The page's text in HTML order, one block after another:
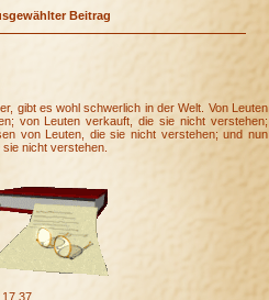
Beitrag
gibt es wohl schwerlich in der Welt. Von Leuten
von Leuten verkauft, die sie nicht verstehen;
von Leuten, die sie nicht verstehen; und nun
nicht verstehen.